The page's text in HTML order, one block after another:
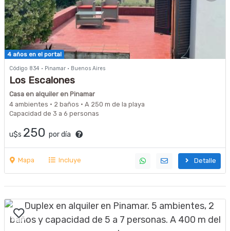
4 años en el portal
Código 834 · Pinamar · Buenos Aires
Los Escalones
Casa en alquiler en Pinamar
4 ambientes · 2 baños · A 250 m de la playa
Capacidad de 3 a 6 personas
u$s 250 por día
Mapa Incluye Detalle